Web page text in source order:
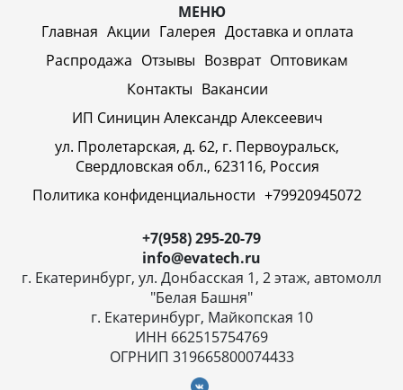
МЕНЮ
Главная Акции Галерея Доставка и оплата
Распродажа Отзывы Возврат Оптовикам
Контакты Вакансии
ИП Синицин Александр Алексеевич
ул. Пролетарская, д. 62, г. Первоуральск,
Свердловская обл., 623116, Россия
Политика конфиденциальности +79920945072
+7(958) 295-20-79
info@evatech.ru
г. Екатеринбург, ул. Донбасская 1, 2 этаж, автомолл
"Белая Башня"
г. Екатеринбург, Майкопская 10
ИНН 662515754769
ОГРНИП 319665800074433